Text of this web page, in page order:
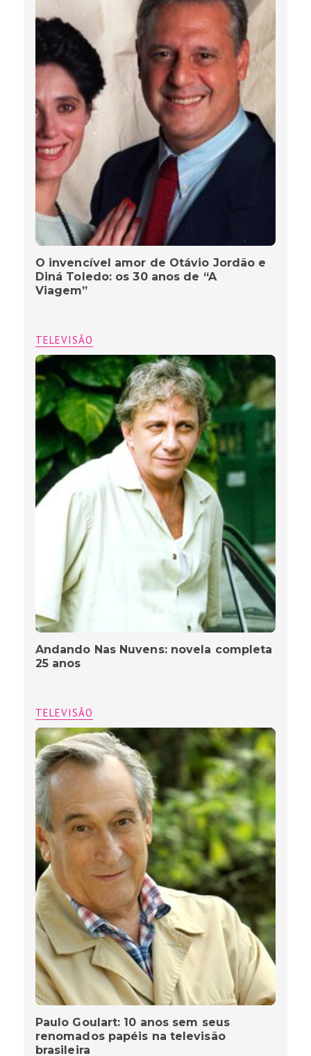
O invencível amor de Otávio Jordão e
Diná Toledo: os 30 anos de “A
Viagem”
TELEVISÃO
Andando Nas Nuvens: novela completa
25 anos
TELEVISÃO
Paulo Goulart: 10 anos sem seus
renomados papéis na televisão
brasileira